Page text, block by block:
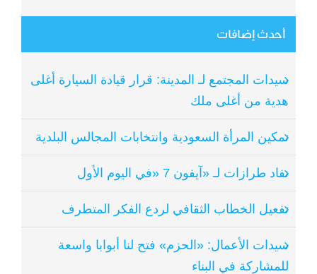
أحدث إضافات
سيدات المجتمع لـ المدينة: قرار قيادة السيارة أغلى
هدية من أغلى ملك
تمكين المرأة السعودية وانتخابات المجالس البلدية
نفاد طرازات لـ «آيفون 7 «في اليوم الأول
تفعيل الخطاب الثقافي لردع الفكر المتطرف
سيدات الأعمال: «الحزم» فتح لنا أبوابا واسعة
للمشاركة في البناء